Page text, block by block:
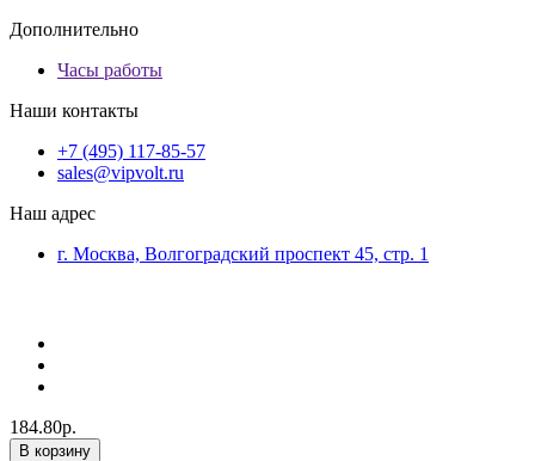
Дополнительно
Часы работы
Наши контакты
+7 (495) 117-85-57
sales@vipvolt.ru
Наш адрес
г. Москва, Волгоградский проспект 45, стр. 1
184.80р.
В корзину